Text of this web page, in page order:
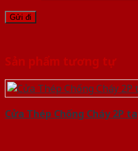
Sản phẩm tương tự
Cửa Thép Chống Cháy 2P